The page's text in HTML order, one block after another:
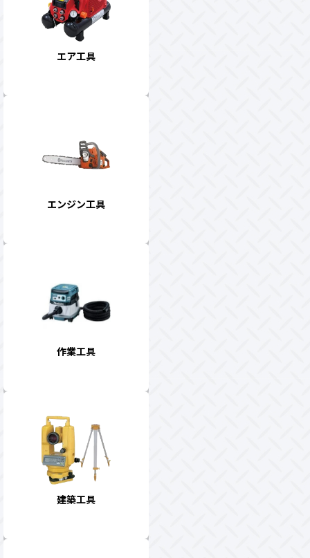
エア工具
エンジン工具
作業工具
建築工具